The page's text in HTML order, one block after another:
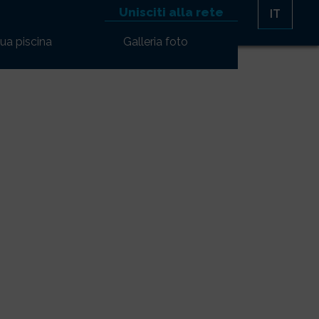
Unisciti alla rete IT
piscina Galleria foto